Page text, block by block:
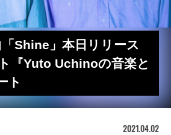
Shine」本日リリース
『Yuto Uchinoの音楽と
ト
2021.04.02